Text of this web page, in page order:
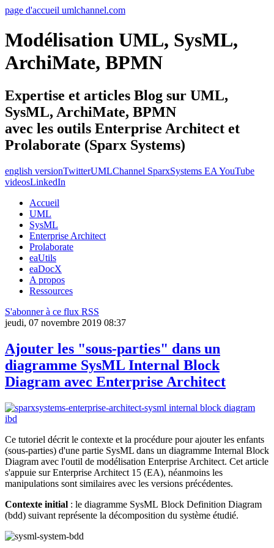
page d'accueil umlchannel.com
Modélisation UML, SysML,
ArchiMate, BPMN
Expertise et articles Blog sur UML,
SysML, ArchiMate, BPMN
avec les outils Enterprise Architect et
Prolaborate (Sparx Systems)
english versionTwitterUMLChannel SparxSystems EA YouTube
videosLinkedIn
Accueil
UML
SysML
Enterprise Architect
Prolaborate
eaUtils
eaDocX
A propos
Ressources
S'abonner à ce flux RSS
jeudi, 07 novembre 2019 08:37
Ajouter les "sous-parties" dans un
diagramme SysML Internal Block
Diagram avec Enterprise Architect
Ce tutoriel décrit le contexte et la procédure pour ajouter les enfants
(sous-parties) d'une partie SysML dans un diagramme Internal Block
Diagram avec l'outil de modélisation Enterprise Architect. Cet article
s'appuie sur Enterprise Architect 15 (EA), néanmoins les
manipulations sont similaires avec les versions précédentes.
Contexte initial : le diagramme SysML Block Definition Diagram
(bdd) suivant représente la décomposition du système étudié.